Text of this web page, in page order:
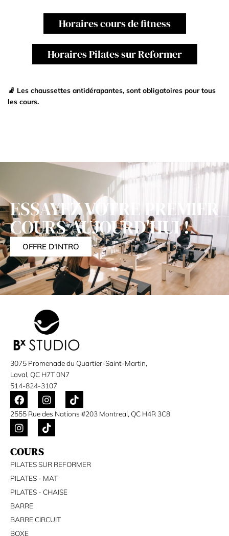
Horaires cours de fitness
Horaires Pilates sur Reformer
🧦 Les chaussettes antidérapantes, sont obligatoires pour tous
les cours.
ESSAYEZ VOTRE PREMIER
COURS AUJOURD'HUI !
OFFRE D'INTRO
3075 Promenade du Quartier-Saint-Martin,
Laval, QC H7T 0N7
514-824-3107
F
a
c
e
b
o
k
I
n
s
t
a
a
T
i
k
2555 Rue des Nations #203 Montreal, QC H4R 3C8
I
n
t
a
r
a
m
T
i
o
COURS
PILATES SUR REFORMER
PILATES - MAT
PILATES - CHAISE
BARRE
BARRE CIRCUIT
BOXE